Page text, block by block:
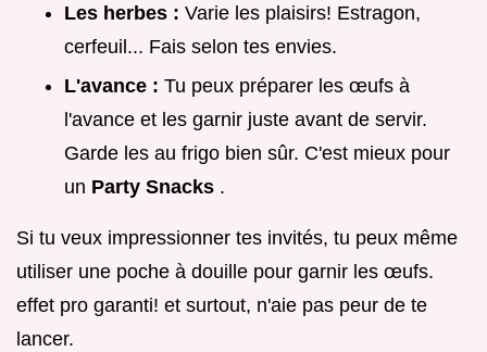
Les herbes : Varie les plaisirs! Estragon,
cerfeuil... Fais selon tes envies.
L'avance : Tu peux préparer les œufs à
l'avance et les garnir juste avant de servir.
Garde les au frigo bien sûr. C'est mieux pour
un Party Snacks .
Si tu veux impressionner tes invités, tu peux même
utiliser une poche à douille pour garnir les œufs.
effet pro garanti! et surtout, n'aie pas peur de te
lancer.